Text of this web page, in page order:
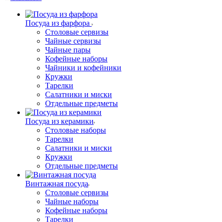
Посуда из фарфора
Столовые сервизы
Чайные сервизы
Чайные пары
Кофейные наборы
Чайники и кофейники
Кружки
Тарелки
Салатники и миски
Отдельные предметы
Посуда из керамики
Столовые наборы
Тарелки
Салатники и миски
Кружки
Отдельные предметы
Винтажная посуда
Столовые сервизы
Чайные наборы
Кофейные наборы
Тарелки